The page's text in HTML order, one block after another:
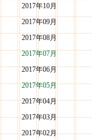
2017年10月
2017年09月
2017年08月
2017年07月
2017年06月
2017年05月
2017年04月
2017年03月
2017年02月